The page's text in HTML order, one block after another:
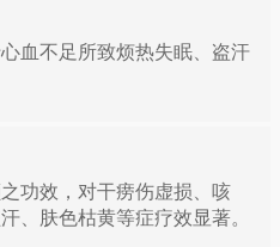
血不足所致烦热失眠、盗汗
功效，对干痨伤虚损、咳
、肤色枯黄等症疗效显著。